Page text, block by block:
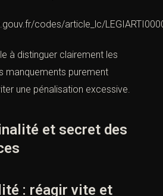
engager des
par le droit des données
les manquements pénaux en
données personnelles.